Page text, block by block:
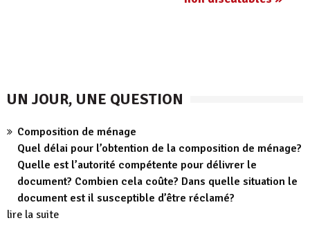
UN JOUR, UNE QUESTION
Composition de ménage
Quel délai pour l’obtention de la composition de ménage?
Quelle est l’autorité compétente pour délivrer le
document? Combien cela coûte? Dans quelle situation le
document est il susceptible d’être réclamé?
lire la suite